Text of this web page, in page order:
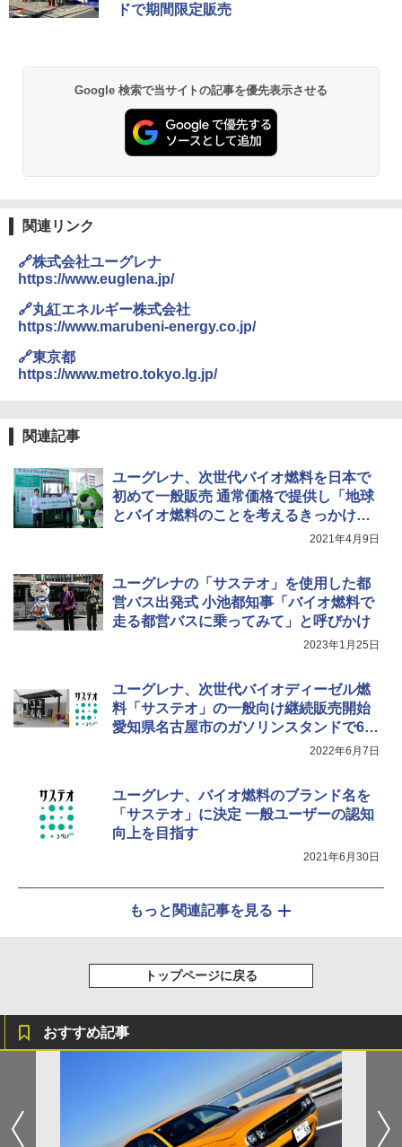
ドで期間限定販売
Google 検索で当サイトの記事を優先表示させる
関連リンク
🔗株式会社ユーグレナ
https://www.euglena.jp/
🔗丸紅エネルギー株式会社
https://www.marubeni-energy.co.jp/
🔗東京都
https://www.metro.tokyo.lg.jp/
関連記事
ユーグレナ、次世代バイオ燃料を日本で
初めて一般販売 通常価格で提供し「地球
とバイオ燃料のことを考えるきっかけに
2021年4月9日
ユーグレナの「サステオ」を使用した都
営バス出発式 小池都知事「バイオ燃料で
走る都営バスに乗ってみて」と呼びかけ
2023年1月25日
ユーグレナ、次世代バイオディーゼル燃
料「サステオ」の一般向け継続販売開始
愛知県名古屋市のガソリンスタンドで6月
2022年6月7日
ユーグレナ、バイオ燃料のブランド名を
「サステオ」に決定 一般ユーザーの認知
向上を目指す
2021年6月30日
もっと関連記事を見る
トップページに戻る
おすすめ記事